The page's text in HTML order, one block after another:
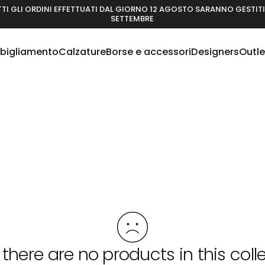
GLI ORDINI EFFETTUATI DAL GIORNO 12 AGOSTO SARANNO GESTITI
SETTEMBRE
CalzatureBorse e accessoriDesigners
there are no products in this